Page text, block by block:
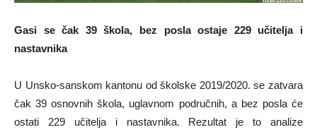
Gasi se čak 39 škola, bez posla ostaje 229 učitelja i
nastavnika
U Unsko-sanskom kantonu od školske 2019/2020. se zatvara
čak 39 osnovnih škola, uglavnom područnih, a bez posla će
ostati 229 učitelja i nastavnika. Rezultat je to analize